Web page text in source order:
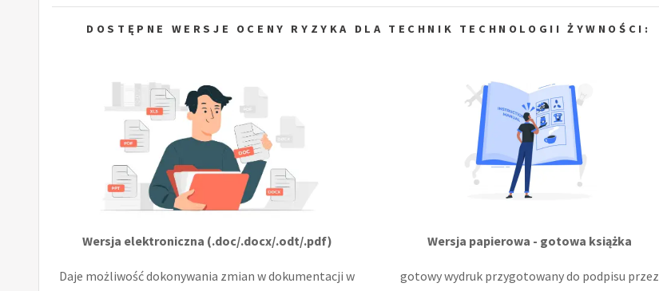
DOSTĘPNE WERSJE OCENY RYZYKA DLA TECHNIK TECHNOLOGII ŻYWNOŚCI:
Wersja elektroniczna (.doc/.docx/.odt/.pdf)
Daje możliwość dokonywania zmian w dokumentacji w
Wersja papierowa - gotowa książka
gotowy wydruk przygotowany do podpisu przez